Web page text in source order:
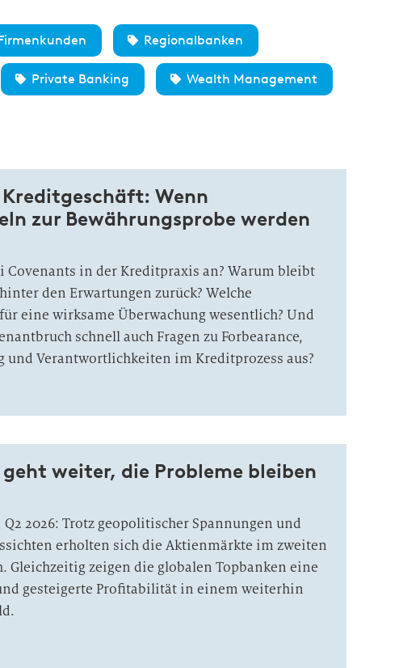
Regionalbanken
Private Banking Wealth Management
Wenn
zur Bewährungsprobe werden
Covenants in der Kreditpraxis an? Warum bleibt
den Erwartungen zurück? Welche
eine wirksame Überwachung wesentlich? Und
schnell auch Fragen zu Forbearance,
und Verantwortlichkeiten im Kreditprozess aus?
weiter, die Probleme bleiben
Q2 2026: Trotz geopolitischer Spannungen und
erholten sich die Aktienmärkte im zweiten
Gleichzeitig zeigen die globalen Topbanken eine
gesteigerte Profitabilität in einem weiterhin